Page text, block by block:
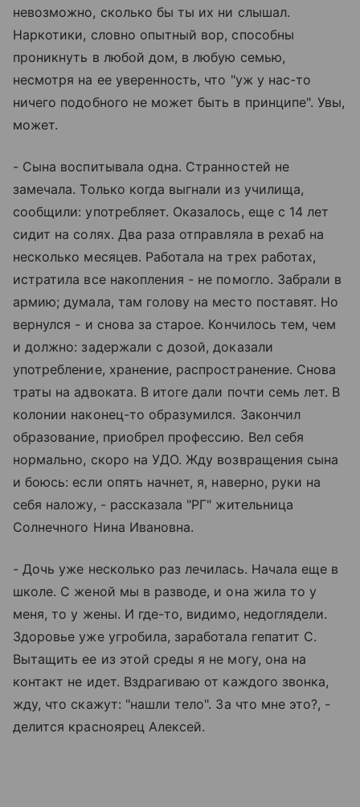
невозможно, сколько бы ты их ни слышал.
Наркотики, словно опытный вор, способны
проникнуть в любой дом, в любую семью,
несмотря на ее уверенность, что "уж у нас-то
ничего подобного не может быть в принципе". Увы,
может.
- Сына воспитывала одна. Странностей не
замечала. Только когда выгнали из училища,
сообщили: употребляет. Оказалось, еще с 14 лет
сидит на солях. Два раза отправляла в рехаб на
несколько месяцев. Работала на трех работах,
истратила все накопления - не помогло. Забрали в
армию; думала, там голову на место поставят. Но
вернулся - и снова за старое. Кончилось тем, чем
и должно: задержали с дозой, доказали
употребление, хранение, распространение. Снова
траты на адвоката. В итоге дали почти семь лет. В
колонии наконец-то образумился. Закончил
образование, приобрел профессию. Вел себя
нормально, скоро на УДО. Жду возвращения сына
и боюсь: если опять начнет, я, наверно, руки на
себя наложу, - рассказала "РГ" жительница
Солнечного Нина Ивановна.
- Дочь уже несколько раз лечилась. Начала еще в
школе. С женой мы в разводе, и она жила то у
меня, то у жены. И где-то, видимо, недоглядели.
Здоровье уже угробила, заработала гепатит С.
Вытащить ее из этой среды я не могу, она на
контакт не идет. Вздрагиваю от каждого звонка,
жду, что скажут: "нашли тело". За что мне это?, -
делится красноярец Алексей.